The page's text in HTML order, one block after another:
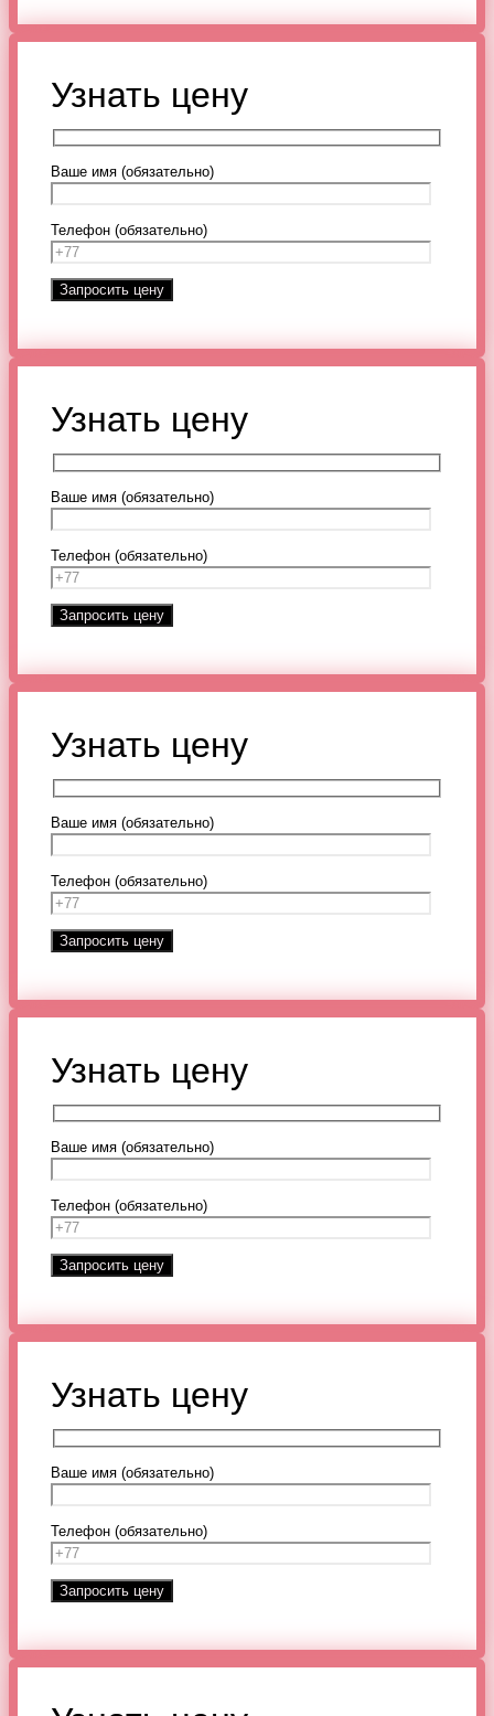
Узнать цену
Ваше имя (обязательно)
Телефон (обязательно)
Узнать цену
Ваше имя (обязательно)
Телефон (обязательно)
Узнать цену
Ваше имя (обязательно)
Телефон (обязательно)
Узнать цену
Ваше имя (обязательно)
Телефон (обязательно)
Узнать цену
Ваше имя (обязательно)
Телефон (обязательно)